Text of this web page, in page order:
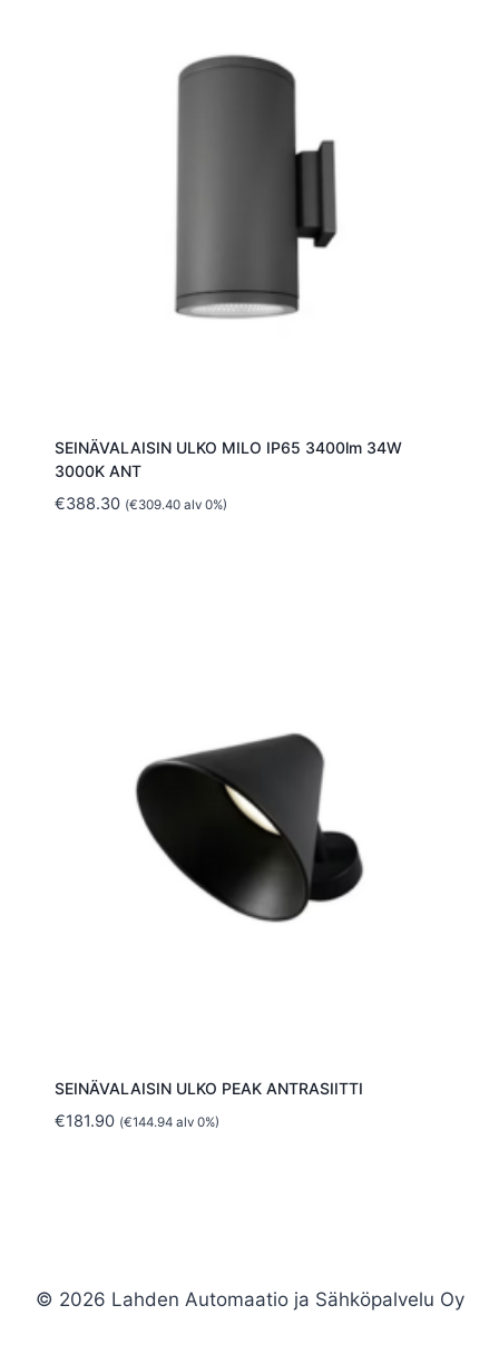
SEINÄVALAISIN ULKO MILO IP65 3400lm 34W
3000K ANT
€388.30 (€309.40alv 0%)
SEINÄVALAISIN ULKO PEAK ANTRASIITTI
€181.90 (€144.94alv 0%)
© 2026 Lahden Automaatio ja Sähköpalvelu Oy